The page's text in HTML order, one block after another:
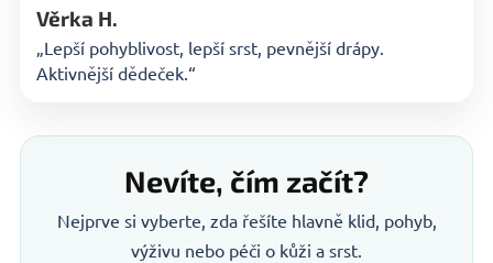
Věrka H.
„Lepší pohyblivost, lepší srst, pevnější drápy.
Aktivnější dědeček.“
Nevíte, čím začít?
Nejprve si vyberte, zda řešíte hlavně klid, pohyb,
výživu nebo péči o kůži a srst.